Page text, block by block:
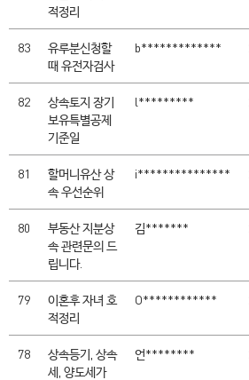
적정리
83
유루분신청할
때 유전자검사
b*************
82
상속토지 장기
보유특별공제
기준일
l*********
81
할머니유산 상
속 우선순위
i***************
80
부동산 지분상
속 관련문의 드
립니다.
김*******
79
이혼후 자녀 호
적정리
O************
78
상속등기, 상속
세, 양도세가
언********